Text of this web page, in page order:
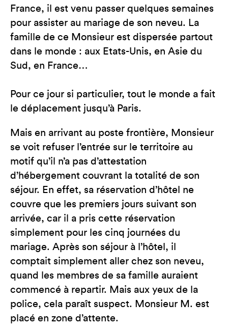
France, il est venu passer quelques semaines
pour assister au mariage de son neveu. La
famille de ce Monsieur est dispersée partout
dans le monde : aux Etats-Unis, en Asie du
Sud, en France…
Pour ce jour si particulier, tout le monde a fait
le déplacement jusqu’à Paris.
Mais en arrivant au poste frontière, Monsieur
se voit refuser l’entrée sur le territoire au
motif qu’il n’a pas d’attestation
d’hébergement couvrant la totalité de son
séjour. En effet, sa réservation d’hôtel ne
couvre que les premiers jours suivant son
arrivée, car il a pris cette réservation
simplement pour les cinq journées du
mariage. Après son séjour à l’hôtel, il
comptait simplement aller chez son neveu,
quand les membres de sa famille auraient
commencé à repartir. Mais aux yeux de la
police, cela paraît suspect. Monsieur M. est
placé en zone d’attente.